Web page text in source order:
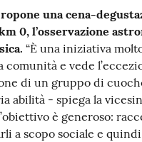
una cena-
0, l’osservazione
“È una iniziativa
comunità e vede
di un gruppo di
abilità - spiega la
è generoso:
a scopo sociale e